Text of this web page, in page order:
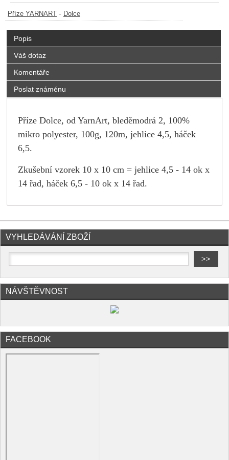
Příze YARNART - Dolce
Popis
Váš dotaz
Komentáře
Poslat známénu
Příze Dolce, od YarnArt, bleděmodrá 2, 100%
mikro polyester, 100g, 120m, jehlice 4,5, háček
6,5.
Zkušební vzorek 10 x 10 cm = jehlice 4,5 - 14 ok x
14 řad, háček 6,5 - 10 ok x 14 řad.
VYHLEDÁVÁNÍ ZBOŽÍ
NÁVŠTĚVNOST
FACEBOOK